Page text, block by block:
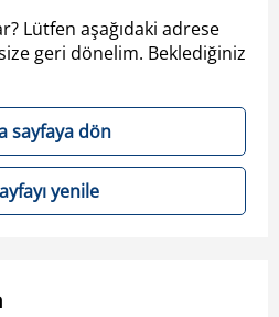
Lütfen aşağıdaki adrese
geri dönelim. Beklediğiniz
sayfaya dön
yenile